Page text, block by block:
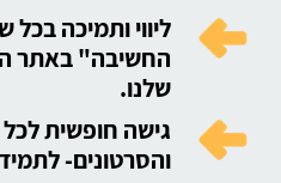
ליווי ותמיכה
החשיבה" באתר
שלנו.
גישה חופשית
והסרטונים-